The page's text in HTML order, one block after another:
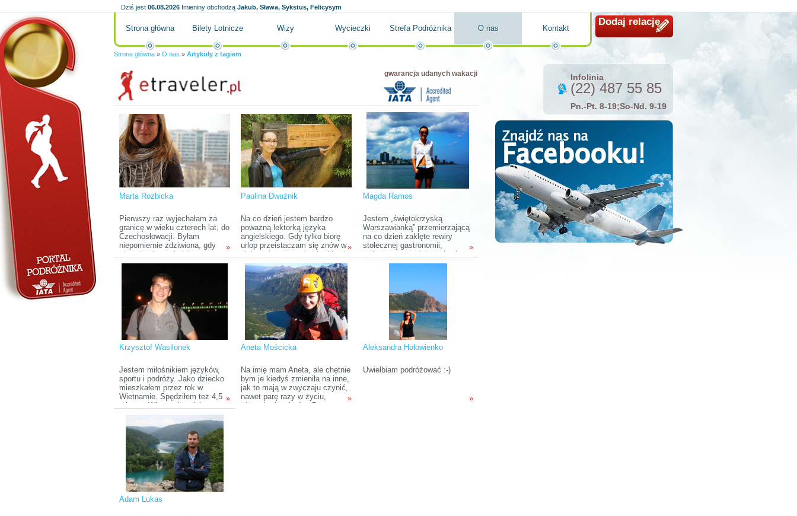
Dziś jest 06.08.2026 Imieniny obchodzą Jakub, Sława, Sykstus, Felicysym
Dodaj relację
Strona główna Bilety Lotnicze Wizy Wycieczki Strefa Podróżnika O nas Kontakt
Strona główna » O nas » Artykuły z tagiem
gwarancja udanych wakacji
Marta Rozbicka
Pierwszy raz wyjechałam za
granicę w wieku czterech lat, do
Czechosłowacji. Byłam
niepomiernie zdziwiona, gdy
okazało się, że ludzie są
podobni do nas (i nie mają
czarnej skóry, jak z jakiegoś
powodu sądziłam), a niektóre
słowa z ich języka da się łatwo
zrozumieć. Od tamtej pory
każdy wyjazd to dla mnie
okazja, by dowiedzieć się
czegoś o innych oraz o sobie.
»
Paulina Dwużnik
Na co dzień jestem bardzo
poważną lektorką języka
angielskiego. Gdy tylko biorę
urlop przeistaczam się znów w
ciekawską uczennicę i robię się
zupełnie niepoważna, a przy
okazji ciągle mnie coś
zaskakuje. Uwielbiam zwiedzać
mało znane zakątki, odkrywać
mało popularne wyspy i stawiać
sobie ambitne wyzwania.
»
Magda Ramos
Jestem „świętokrzyską
Warszawianką” przemierzającą
na co dzień zaklęte rewiry
stołecznej gastronomii,
zwłaszcza wypełnionych winem
i ostrą papryką piwnic
kulturoznawstwa,
zafascynowaną szeroko pojętą
kulturą latynoamerykańską,
począwszy od jej historii i
języka, aż po przyjemność
jedzenia, picia i świętowania.
»
Krzysztof Wasilonek
Jestem miłośnikiem języków,
sportu i podróży. Jako dziecko
mieszkałem przez rok w
Wietnamie. Spędziłem też 4,5
roku we Włoszech, gdzie
często zaglądam także teraz.
Wszędzie dobrze się czuję,
lecz za swój dom uważam
Polskę. W wolnych chwilach
uprawiam sport, wykonuję
tłumaczenia, piszę artykuły i
książki.
»
Aneta Mościcka
Na imię mam Aneta, ale chętnie
bym je kiedyś zmieniła na inne,
jak to mają w zwyczaju czynić,
nawet parę razy w życiu,
rdzenni mieszkańcy Borneo.
»
Aleksandra Hołowienko
Uwielbiam podróżować :-)
»
Adam Lukas
Infolinia
(22) 487 55 85
Pn.-Pt. 8-19;So-Nd. 9-19